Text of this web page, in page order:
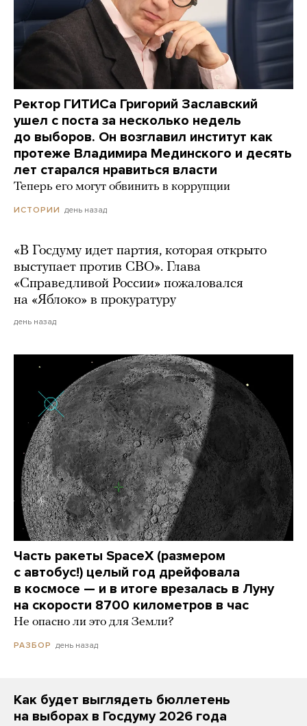
Ректор ГИТИСа Григорий Заславский
ушел с поста за несколько недель
до выборов. Он возглавил институт как
протеже Владимира Мединского и десять
лет старался нравиться власти
Теперь его могут обвинить в коррупции
ИСТОРИИ день назад
«В Госдуму идет партия, которая открыто
выступает против СВО». Глава
«Справедливой России» пожаловался
на «Яблоко» в прокуратуру
день назад
Часть ракеты SpaceX (размером
с автобус!) целый год дрейфовала
в космосе — и в итоге врезалась в Луну
на скорости 8700 километров в час
Не опасно ли это для Земли?
РАЗБОР день назад
Как будет выглядеть бюллетень
на выборах в Госдуму 2026 года